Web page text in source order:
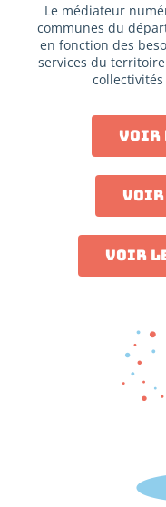
Le médiateur
communes du
en fonction des
services du
collectivités
Voir
Voir
Voir